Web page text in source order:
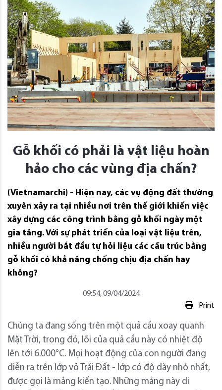
Gỗ khối có phải là vật liệu hoàn
hảo cho các vùng địa chấn?
(Vietnamarchi) - Hiện nay, các vụ động đất thường
xuyên xảy ra tại nhiều nơi trên thế giới khiến việc
xây dựng các công trình bằng gỗ khối ngày một
gia tăng. Với sự phát triển của loại vật liệu trên,
nhiều người bắt đầu tự hỏi liệu các cấu trúc bằng
gỗ khối có khả năng chống chịu địa chấn hay
không?
09:54, 09/04/2024
Print
Chúng ta đang sống trên một quả cầu xoay quanh
Mặt Trời, trong đó, lõi của quả cầu này có nhiệt độ
lên tới 6.000°C. Mọi hoạt động của con người đang
diễn ra trên lớp vỏ Trái Đất - lớp có độ dày nhỏ nhất,
được gọi là mảng kiến tạo. Những mảng này di